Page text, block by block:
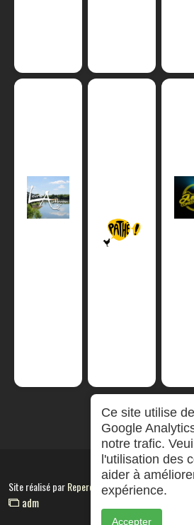
Site réalisé parRepereCom
adm
Ce site utilise
Google
notre trafic.
l'utilisation des
aider à
expérience.
Accepter